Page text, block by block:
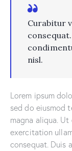
Curabitur
nisl.
Lorem ipsum
sed do eiusmod
magna aliqua.
exercitation
consequat. Duis